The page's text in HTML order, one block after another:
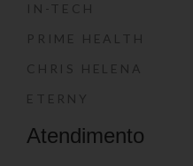
IN-TECH
PRIME HEALTH
CHRIS HELENA
ETERNY
Atendimento